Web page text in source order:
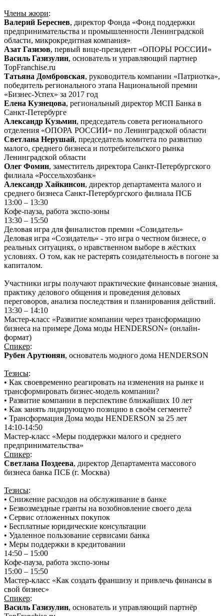
Члены жюри:
Валерий Береснев, директор Фонда «Фонд поддержки
предпринимательства и промышленности Ленинградской
области, микрокредитная компания»
Азат Газизов, первый вице-президент «ОПОРЫ РОССИИ»
Василь Газизулин, основатель и управляющий партнер
TopFranchise.ru
Татьяна Домбровская, руководитель компании «Патриотка»,
победитель регионального этапа Национальной премии
«Бизнес-Успех» за 2017 год
Елена Кузнецова, региональный директор МСП Банка в
Санкт-Петербурге
Александр Кузьмин, председатель совета регионального
отделения «ОПОРА РОССИИ» по Ленинградской области
Светлана Нерушай, председатель комитета по развитию
малого, среднего бизнеса и потребительского рынка
Ленинградской области
Олег Фомин, заместитель директора Санкт-Петербургского
филиала «Россельхозбанк»
Александр Хайкинсон, директор департамента малого и
среднего бизнеса Санкт-Петербургского филиала ПСБ
13:00 – 13:30
Кофе-пауза, работа экспо-зоны
13:30 – 15:50
Деловая игра для финалистов премии «Созидатель»
Деловая игра «Созидатель» - это игра о честном бизнесе, о
реальных ситуациях, о нравственном выборе в жёстких
условиях. О том, как не растерять созидательность в погоне за
капиталом.
Участники игры получают практические финансовые знания,
практику делового общения и проведения деловых
переговоров, анализа последствия и планирования действий.
13:30 – 14:10
Мастер-класс «Развитие компании через трансформацию
бизнеса на примере Дома моды HENDERSON» (онлайн-
формат)
Спикер:
Рубен Арутюнян, основатель модного дома HENDERSON
Тезисы:
• Как своевременно реагировать на изменения на рынке и
трансформировать бизнес-модель компании?
• Развитие компании в перспективе ближайших 10 лет
• Как занять лидирующую позицию в своём сегменте?
• Трансформация Дома моды HENDERSON за 25 лет
14:10-14:50
Мастер-класс «Меры поддержки малого и среднего
предпринимательства»
Спикер:
Светлана Поздеева, директор Департамента массового
бизнеса банка ПСБ (г. Москва)
Тезисы:
• Снижение расходов на обслуживание в банке
• Безвозмездные гранты на возобновление своего дела
• Сервис отложенных покупок
• Бесплатные юридические консультации
• Удаленное пользование сервисами банка
• Меры поддержки в кредитовании
14:50 – 15:00
Кофе-пауза, работа экспо-зоны
15:00 – 15:50
Мастер-класс «Как создать франшизу и привлечь финансы в
свой бизнес»
Спикер:
Василь Газизулин, основатель и управляющий партнёр